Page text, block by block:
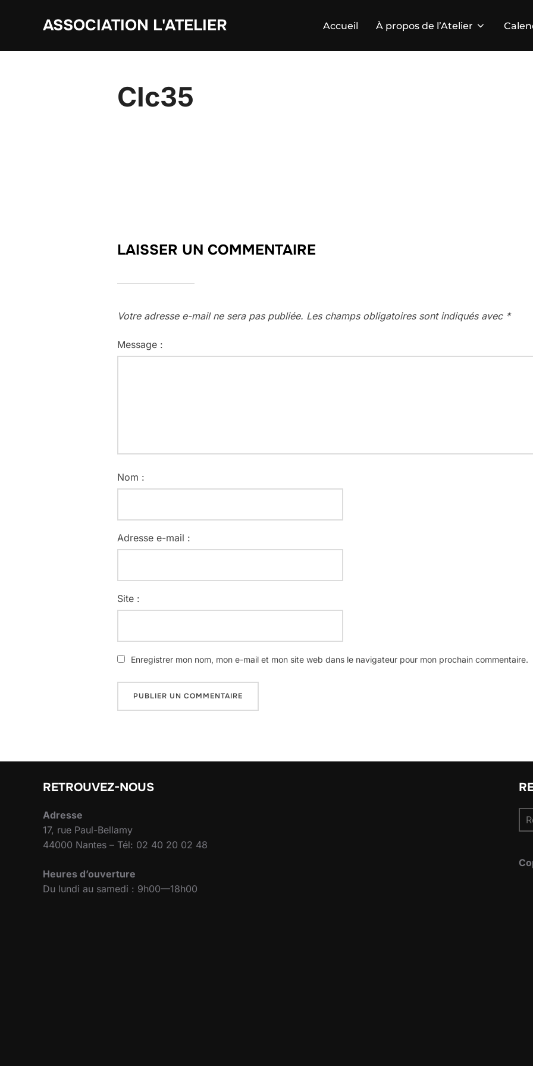
ASSOCIATION L'ATELIER Accueil À propos de l’Atelier
CIc35
LAISSER UN COMMENTAIRE
Votre adresse e-mail ne sera pas publiée. Les champs obligatoires sont indiqués avec *
Message :
Nom :
Adresse e-mail :
Site :
Enregistrer mon nom, mon e-mail et mon site web dans le navigateur pour mon prochain commentaire.
RETROUVEZ-NOUS
Adresse
17, rue Paul-Bellamy
44000 Nantes – Tél: 02 40 20 02 48
Heures d’ouverture
Du lundi au samedi : 9h00—18h00